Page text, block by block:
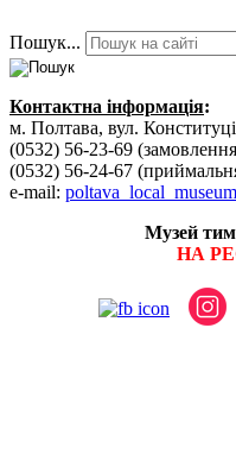
Пошук...
Контактна інформація:
м. Полтава, вул.
(0532) 56-23-69
(0532) 56-24-67
e-mail:
Музей
НА